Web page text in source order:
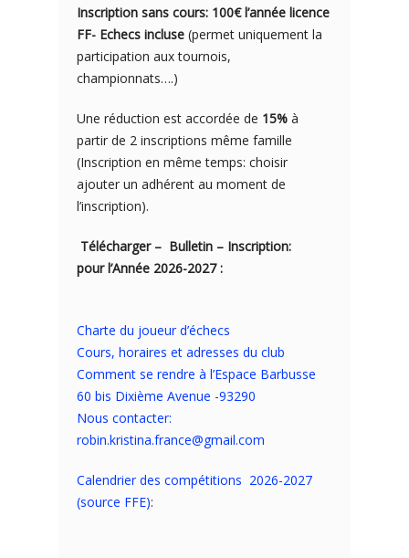
Inscription sans cours: 100€ l’année licence
FF- Echecs incluse (permet uniquement la
participation aux tournois,
championnats….)
Une réduction est accordée de 15% à
partir de 2 inscriptions même famille
(Inscription en même temps: choisir
ajouter un adhérent au moment de
l’inscription).
Télécharger – Bulletin – Inscription:
pour l’Année 2026-2027 :
Charte du joueur d’échecs
Cours, horaires et adresses du club
Comment se rendre à l’Espace Barbusse
60 bis Dixième Avenue -93290
Nous contacter:
robin.kristina.france@gmail.com
Calendrier des compétitions 2026-2027
(source FFE):